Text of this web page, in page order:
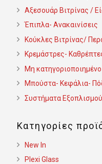
Αξεσουάρ Βιτρίνας /
Έπιπλα- Ανακαινίσεις
Κούκλες Βιτρίνας/
Κρεμάστρες-
Μη κατηγοριοποιημένο
Μπούστα- Κεφάλια-
Συστήματα
Κατηγορίες
New In
Plexi Glass